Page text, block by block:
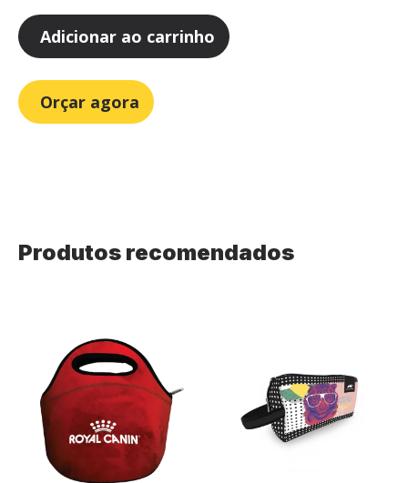
Adicionar ao carrinho
Orçar agora
Produtos recomendados